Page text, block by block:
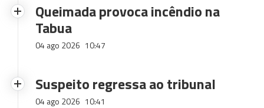
Queimada provoca incêndio na
Tabua
04 ago 2026 10:47
Suspeito regressa ao tribunal
04 ago 2026 10:41